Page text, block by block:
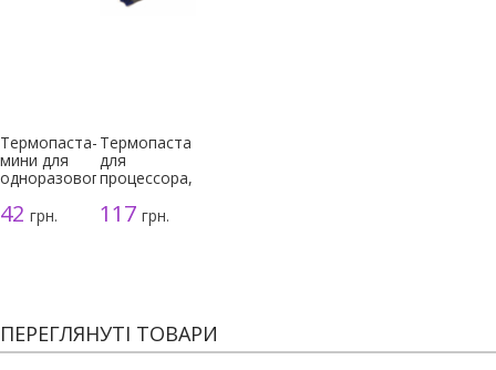
Термопаста-
мини для
одноразового
42 грн.
Термопаста
для
процессора,
117грн.
ПЕРЕГЛЯНУТІ ТОВАРИ